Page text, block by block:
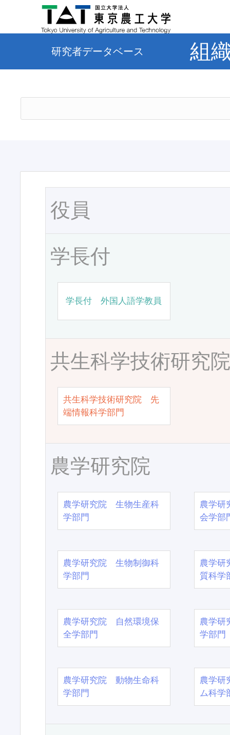
研究者データベース 組
役員
学長付
学長付 外国人語学教員
共生科学技術研究
共生科学技術研究院 先
端情報科学部門
農学研究院
農学研究院 生物生産科
学部門
農学
会学部
農学研究院 生物制御科
学部門
農学
質科学
農学研究院 自然環境保
全学部門
農学
学部門
農学研究院 動物生命科
学部門
農学
ム科学